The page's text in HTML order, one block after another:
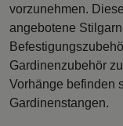
vorzunehmen.
angebotene
Gardinenzubehör
Vorhänge befinden
Gardinenstangen.